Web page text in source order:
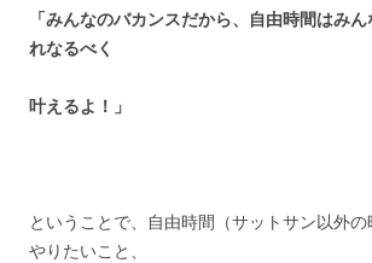
「みんなのバカンスだから、自由時間はみ
れなるべく
叶えるよ！」
ということで、自由時間（サットサン以外
やりたいこと、